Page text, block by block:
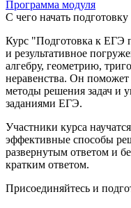
Программа модуля
С чего начать
Курс "Подготовка к ЕГЭ
и результативное
алгебру, геометрию,
неравенства. Он поможет
методы решения задач и
заданиями ЕГЭ.
Участники курса
эффективные способы
развернутым ответом и
кратким ответом.
Присоединяйтесь и